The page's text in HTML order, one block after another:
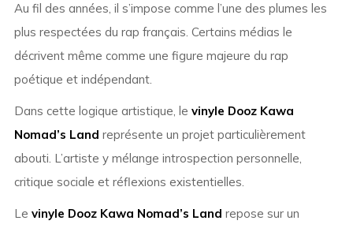
Au fil des années, il s’impose comme l’une des plumes les
plus respectées du rap français. Certains médias le
décrivent même comme une figure majeure du rap
poétique et indépendant.
Dans cette logique artistique, le vinyle Dooz Kawa
Nomad’s Land représente un projet particulièrement
abouti. L’artiste y mélange introspection personnelle,
critique sociale et réflexions existentielles.
Le vinyle Dooz Kawa Nomad’s Land repose sur un